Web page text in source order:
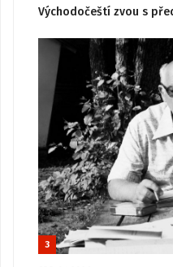
Východočeští zvou s
3